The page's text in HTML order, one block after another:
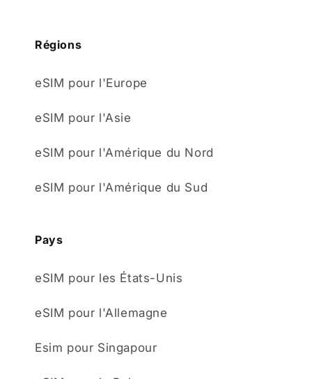
Régions
eSIM pour l'Europe
eSIM pour l'Asie
eSIM pour l'Amérique du Nord
eSIM pour l'Amérique du Sud
Pays
eSIM pour les États-Unis
eSIM pour l'Allemagne
Esim pour Singapour